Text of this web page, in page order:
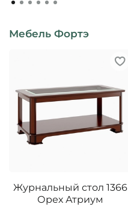
Мебель Фортэ
Журнальный стол 1366
Орех Атриум